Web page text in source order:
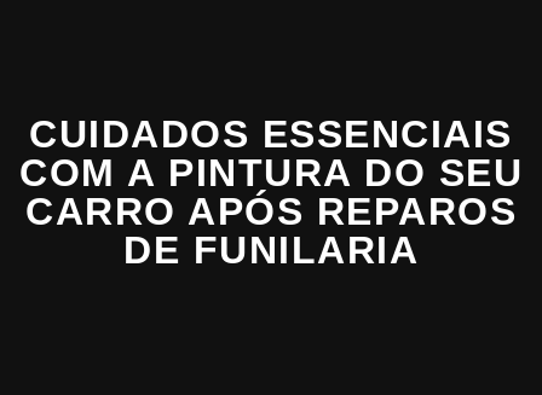
CUIDADOS ESSENCIAIS
COM A PINTURA DO SEU
CARRO APÓS REPAROS
DE FUNILARIA